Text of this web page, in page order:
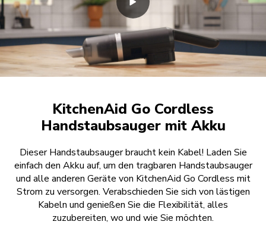
KitchenAid Go Cordless
Handstaubsauger mit Akku
Dieser Handstaubsauger braucht kein Kabel! Laden Sie
einfach den Akku auf, um den tragbaren Handstaubsauger
und alle anderen Geräte von KitchenAid Go Cordless mit
Strom zu versorgen. Verabschieden Sie sich von lästigen
Kabeln und genießen Sie die Flexibilität, alles
zuzubereiten, wo und wie Sie möchten.